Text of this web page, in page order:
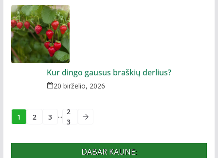
Kur dingo gausus braškių derlius?
20 birželio, 2026
1 2 3 ... 2
3
DABAR KAUNE: